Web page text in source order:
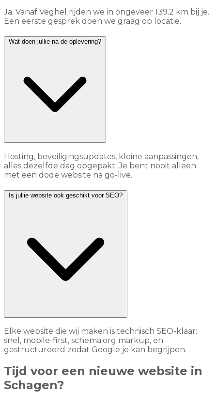
Ja. Vanaf Veghel rijden we in ongeveer 139.2 km bij je.
Een eerste gesprek doen we graag op locatie.
Wat doen jullie na de oplevering?
Hosting, beveiligingsupdates, kleine aanpassingen,
alles dezelfde dag opgepakt. Je bent nooit alleen
met een dode website na go-live.
Is jullie website ook geschikt voor SEO?
Elke website die wij maken is technisch SEO-klaar:
snel, mobile-first, schema.org markup, en
gestructureerd zodat Google je kan begrijpen.
Tijd voor een nieuwe website in
Schagen?